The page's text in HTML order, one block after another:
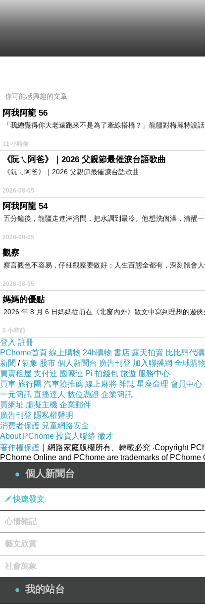
你可能感興趣的文章
阿我阿龍 56
「我總覺得你大老遠跑來不是為了牽線搭橋？」龍疆對梅麗特
11 小時前
《阮ㄟ阿爸》｜2026 父親節最催淚台語歌曲
《阮ㄟ阿爸》｜2026 父親節最催淚台語歌曲
2026-08-05
阿我阿龍 54
五分鐘後，龍疆走進淋浴間，把水調到最冷。他想洗個澡，清醒
2026-08-05
觀察
察言觀色不容易，仔細觀察要做好；人生百態全都有，深刻體會人
2026-08-05
媽媽的優點
2026 年 8 月 6 日媽媽從前在《北窗內外》散文中寫到理想的遊
5 小時前
登入 註冊
PChome首頁 線上購物 24h購物 書店 露天拍賣 比比昂代購
新聞 /氣象 股市 個人新聞台 廣告刊登 加入聯播網 全球購物
買賣租屋 支付連 國際連 Pi 拍錢包 旅遊 服務中心
買車 旅行團 汽車險推薦 線上麻將 雜誌 星座命理 會員中心
一元簡訊 直播達人 數位憑證 企業簡訊
買網址 虛擬主機 企業郵件
廣告刊登 隱私權聲明
消費者保護 兒童網路安全
About PChome 投資人聯絡 徵才
著作權保護 ｜網路家庭版權所有、轉載必究 ‧Copyright
PChome Online and PChome are trademarks of PChome
個人新聞台
快速發文
心情雜記
藝文欣賞
社會萬象
我的站台